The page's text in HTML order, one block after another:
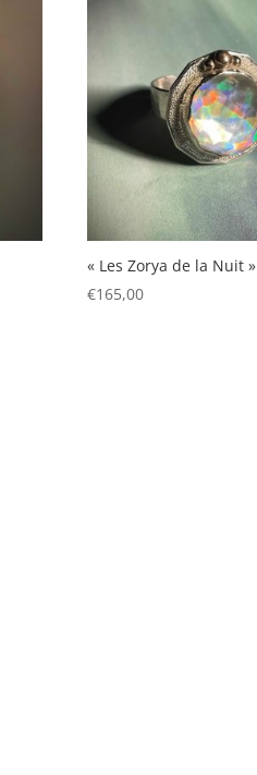
« Les Zorya de la Nuit »
€165,00